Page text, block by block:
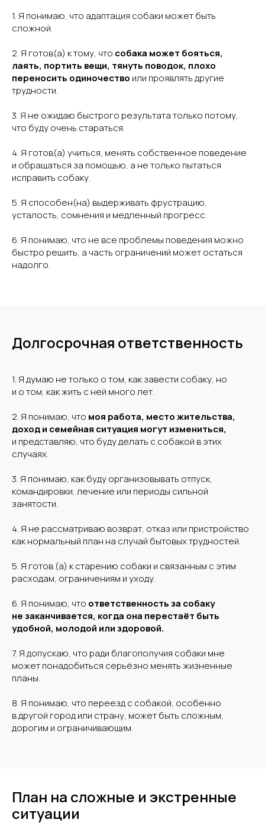
1. Я понимаю, что адаптация собаки может быть
сложной.
2. Я готов(а) к тому, что собака может бояться,
лаять, портить вещи, тянуть поводок, плохо
переносить одиночество или проявлять другие
трудности.
3. Я не ожидаю быстрого результата только потому,
что буду очень стараться.
4. Я готов(а) учиться, менять собственное поведение
и обращаться за помощью, а не только пытаться
исправить собаку.
5. Я способен(на) выдерживать фрустрацию,
усталость, сомнения и медленный прогресс.
6. Я понимаю, что не все проблемы поведения можно
быстро решить, а часть ограничений может остаться
надолго.
Долгосрочная ответственность
1. Я думаю не только о том, как завести собаку, но
и о том, как жить с ней много лет.
2. Я понимаю, что моя работа, место жительства,
доход и семейная ситуация могут измениться,
и представляю, что буду делать с собакой в этих
случаях.
3. Я понимаю, как буду организовывать отпуск,
командировки, лечение или периоды сильной
занятости.
4. Я не рассматриваю возврат, отказ или пристройство
как нормальный план на случай бытовых трудностей.
5. Я готов (а) к старению собаки и связанным с этим
расходам, ограничениям и уходу.
6. Я понимаю, что ответственность за собаку
не заканчивается, когда она перестаёт быть
удобной, молодой или здоровой.
7. Я допускаю, что ради благополучия собаки мне
может понадобиться серьёзно менять жизненные
планы.
8. Я понимаю, что переезд с собакой, особенно
в другой город или страну, может быть сложным,
дорогим и ограничивающим.
План на сложные и экстренные
ситуации